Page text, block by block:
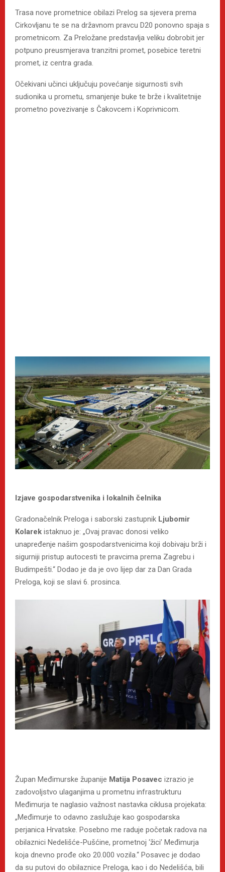
Trasa nove prometnice obilazi Prelog sa sjevera prema
Cirkovljanu te se na državnom pravcu D20 ponovno spaja s
prometnicom. Za Preložane predstavlja veliku dobrobit jer
potpuno preusmjerava tranzitni promet, posebice teretni
promet, iz centra grada.
Očekivani učinci uključuju povećanje sigurnosti svih
sudionika u prometu, smanjenje buke te brže i kvalitetnije
prometno povezivanje s Čakovcem i Koprivnicom.
Izjave gospodarstvenika i lokalnih čelnika
Gradonačelnik Preloga i saborski zastupnik Ljubomir
Kolarek istaknuo je: „Ovaj pravac donosi veliko
unapređenje našim gospodarstvenicima koji dobivaju brži i
sigurniji pristup autocesti te pravcima prema Zagrebu i
Budimpešti.“ Dodao je da je ovo lijep dar za Dan Grada
Preloga, koji se slavi 6. prosinca.
Župan Međimurske županije Matija Posavec izrazio je
zadovoljstvo ulaganjima u prometnu infrastrukturu
Međimurja te naglasio važnost nastavka ciklusa projekata:
„Međimurje to odavno zaslužuje kao gospodarska
perjanica Hrvatske. Posebno me raduje početak radova na
obilaznici Nedelišće-Pušćine, prometnoj ‘žici’ Međimurja
koja dnevno prođe oko 20.000 vozila.“ Posavec je dodao
da su putovi do obilaznice Preloga, kao i do Nedelišća, bili